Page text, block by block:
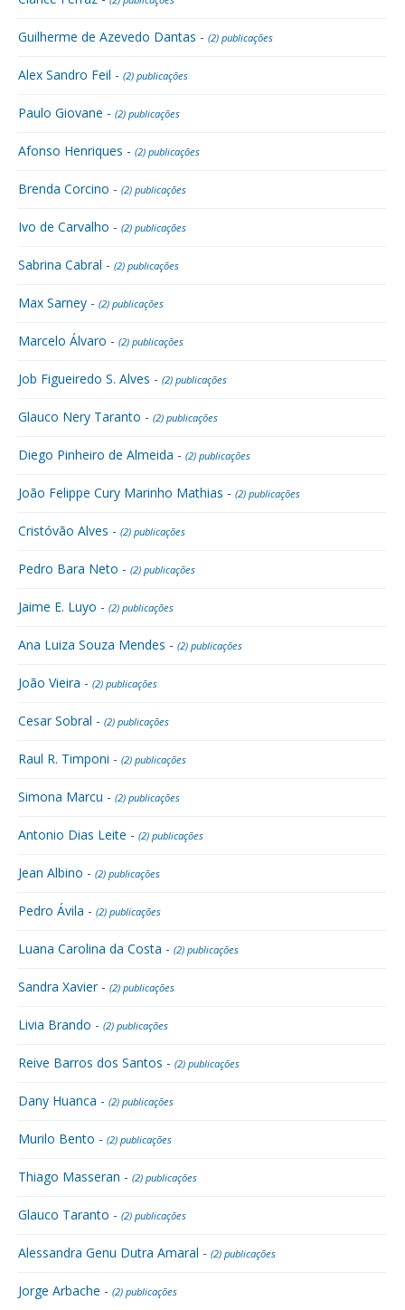
Guilherme de Azevedo Dantas - (2) publicações
Alex Sandro Feil - (2) publicações
Paulo Giovane - (2) publicações
Afonso Henriques - (2) publicações
Brenda Corcino - (2) publicações
Ivo de Carvalho - (2) publicações
Sabrina Cabral - (2) publicações
Max Sarney - (2) publicações
Marcelo Álvaro - (2) publicações
Job Figueiredo S. Alves - (2) publicações
Glauco Nery Taranto - (2) publicações
Diego Pinheiro de Almeida - (2) publicações
João Felippe Cury Marinho Mathias - (2) publicações
Cristóvão Alves - (2) publicações
Pedro Bara Neto - (2) publicações
Jaime E. Luyo - (2) publicações
Ana Luiza Souza Mendes - (2) publicações
João Vieira - (2) publicações
Cesar Sobral - (2) publicações
Raul R. Timponi - (2) publicações
Simona Marcu - (2) publicações
Antonio Dias Leite - (2) publicações
Jean Albino - (2) publicações
Pedro Ávila - (2) publicações
Luana Carolina da Costa - (2) publicações
Sandra Xavier - (2) publicações
Livia Brando - (2) publicações
Reive Barros dos Santos - (2) publicações
Dany Huanca - (2) publicações
Murilo Bento - (2) publicações
Thiago Masseran - (2) publicações
Glauco Taranto - (2) publicações
Alessandra Genu Dutra Amaral - (2) publicações
Jorge Arbache - (2) publicações